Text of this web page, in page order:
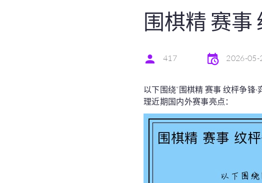
围棋精 赛事
417 2026-05-
以下围绕“围棋精 赛事 纹枰争锋
理近期国内外赛事亮点：